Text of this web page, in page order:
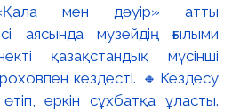
мен дәуір» атты
аясында музейдің ғылыми
қазақстандық мүсінші
кездесті. 🔸Кездесу
еркін сұхбатқа ұласты.